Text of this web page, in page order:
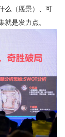
么（愿景）、可
是发力点。